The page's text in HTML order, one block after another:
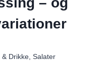
& Drikke, Salater